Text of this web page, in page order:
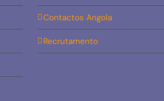
Contactos Angola
Recrutamento